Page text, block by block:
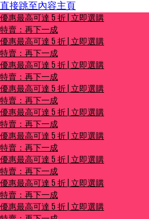
直接跳至內容主頁
優惠最高可達 5 折 | 立即選購
特賣：再下一成
優惠最高可達 5 折 | 立即選購
特賣：再下一成
優惠最高可達 5 折 | 立即選購
特賣：再下一成
優惠最高可達 5 折 | 立即選購
特賣：再下一成
優惠最高可達 5 折 | 立即選購
特賣：再下一成
優惠最高可達 5 折 | 立即選購
特賣：再下一成
優惠最高可達 5 折 | 立即選購
特賣：再下一成
優惠最高可達 5 折 | 立即選購
特賣：再下一成
優惠最高可達 5 折 | 立即選購
特賣：再下一成
優惠最高可達 5 折 | 立即選購